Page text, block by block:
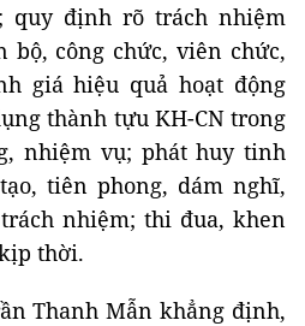
quy định rõ trách nhiệm
bộ, công chức, viên chức,
giá hiệu quả hoạt động
thành tựu KH-CN trong
nhiệm vụ; phát huy tinh
tiên phong, dám nghĩ,
nhiệm; thi đua, khen
thời.
Thanh Mẫn khẳng định,